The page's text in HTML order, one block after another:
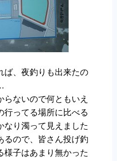
ば、夜釣りも出来たの
らないので何ともいえ
行ってる場所に比べる
なり濁って見えました
るので、皆さん投げ釣
様子はあまり無かった